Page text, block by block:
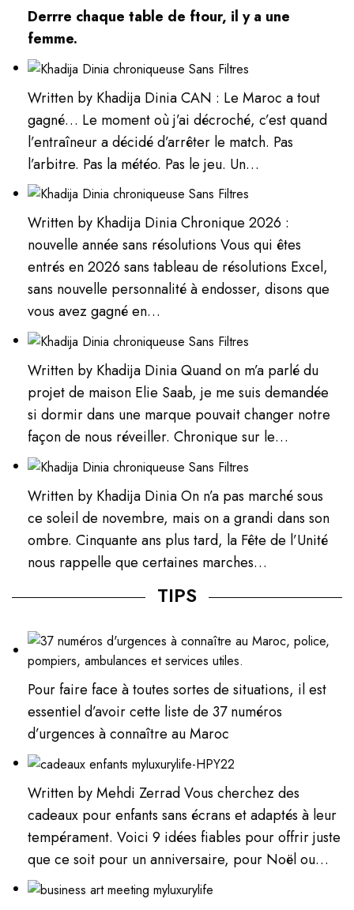
Derrre chaque table de ftour, il y a une
femme.
Written by Khadija Dinia CAN : Le Maroc a tout
gagné… Le moment où j’ai décroché, c’est quand
l’entraîneur a décidé d’arrêter le match. Pas
l’arbitre. Pas la météo. Pas le jeu. Un…
Written by Khadija Dinia Chronique 2026 :
nouvelle année sans résolutions Vous qui êtes
entrés en 2026 sans tableau de résolutions Excel,
sans nouvelle personnalité à endosser, disons que
vous avez gagné en…
Written by Khadija Dinia Quand on m’a parlé du
projet de maison Elie Saab, je me suis demandée
si dormir dans une marque pouvait changer notre
façon de nous réveiller. Chronique sur le…
Written by Khadija Dinia On n’a pas marché sous
ce soleil de novembre, mais on a grandi dans son
ombre. Cinquante ans plus tard, la Fête de l’Unité
nous rappelle que certaines marches…
TIPS
Pour faire face à toutes sortes de situations, il est
essentiel d’avoir cette liste de 37 numéros
d’urgences à connaître au Maroc
Written by Mehdi Zerrad Vous cherchez des
cadeaux pour enfants sans écrans et adaptés à leur
tempérament. Voici 9 idées fiables pour offrir juste
que ce soit pour un anniversaire, pour Noël ou…